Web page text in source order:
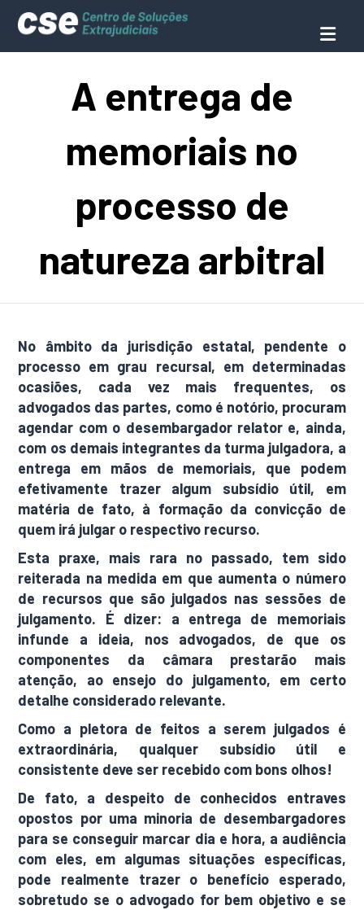
A entrega de
memoriais no
processo de
natureza arbitral
No âmbito da jurisdição estatal, pendente o
processo em grau recursal, em determinadas
ocasiões, cada vez mais frequentes, os
advogados das partes, como é notório, procuram
agendar com o desembargador relator e, ainda,
com os demais integrantes da turma julgadora, a
entrega em mãos de memoriais, que podem
efetivamente trazer algum subsídio útil, em
matéria de fato, à formação da convicção de
quem irá julgar o respectivo recurso.
Esta praxe, mais rara no passado, tem sido
reiterada na medida em que aumenta o número
de recursos que são julgados nas sessões de
julgamento. É dizer: a entrega de memoriais
infunde a ideia, nos advogados, de que os
componentes da câmara prestarão mais
atenção, ao ensejo do julgamento, em certo
detalhe considerado relevante.
Como a pletora de feitos a serem julgados é
extraordinária, qualquer subsídio útil e
consistente deve ser recebido com bons olhos!
De fato, a despeito de conhecidos entraves
opostos por uma minoria de desembargadores
para se conseguir marcar dia e hora, a audiência
com eles, em algumas situações específicas,
pode realmente trazer o benefício esperado,
sobretudo se o advogado for bem objetivo e se